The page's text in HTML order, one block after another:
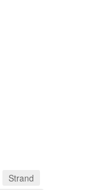
Strand